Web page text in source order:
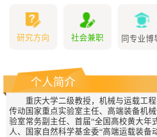
研究方向 社会兼职 同专业博
个人简介
重庆大学二级教授，机械与运载工
传动国家重点实验室主任、高端装备机
验室常务副主任、首届“全国高校黄大年
人、国家自然科学基金委“高端运载装备